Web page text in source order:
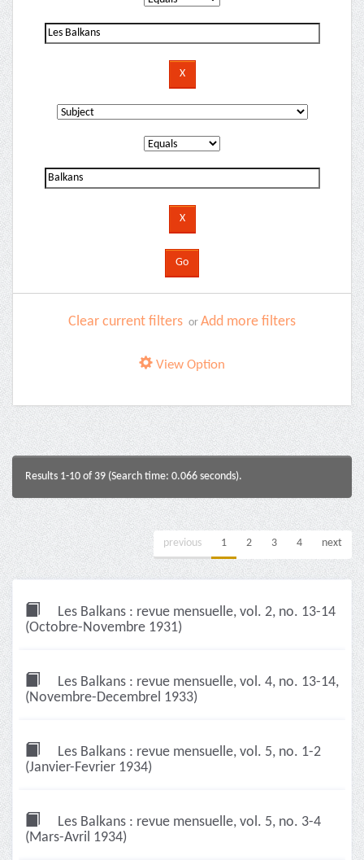
Clear current filters or Add more filters
View Option
Results 1-10 of 39 (Search time: 0.066 seconds).
previous 1 2 3 4 next
Les Balkans : revue mensuelle, vol. 2, no. 13-14
(Octobre-Novembre 1931)
Les Balkans : revue mensuelle, vol. 4, no. 13-14,
(Novembre-Decembrel 1933)
Les Balkans : revue mensuelle, vol. 5, no. 1-2
(Janvier-Fevrier 1934)
Les Balkans : revue mensuelle, vol. 5, no. 3-4
(Mars-Avril 1934)